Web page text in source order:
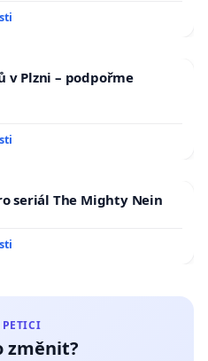
v Plzni – podpořme
seriál The Mighty Nein
PETICI
změnit?